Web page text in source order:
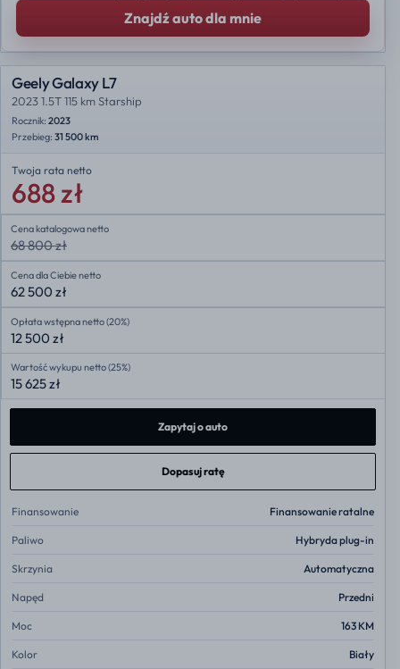
Znajdź auto dla mnie
Geely Galaxy L7
2023 1.5T 115 km Starship
Rocznik: 2023
Przebieg: 31 500 km
Twoja rata netto
688 zł
Cena katalogowa netto
68 800 zł
Cena dla Ciebie netto
62 500 zł
Opłata wstępna netto (20%)
12 500 zł
Wartość wykupu netto (25%)
15 625 zł
Zapytaj o auto
Dopasuj ratę
Finansowanie Finansowanie ratalne
Paliwo Hybryda plug-in
Skrzynia Automatyczna
Napęd Przedni
Moc 163 KM
Kolor Biały